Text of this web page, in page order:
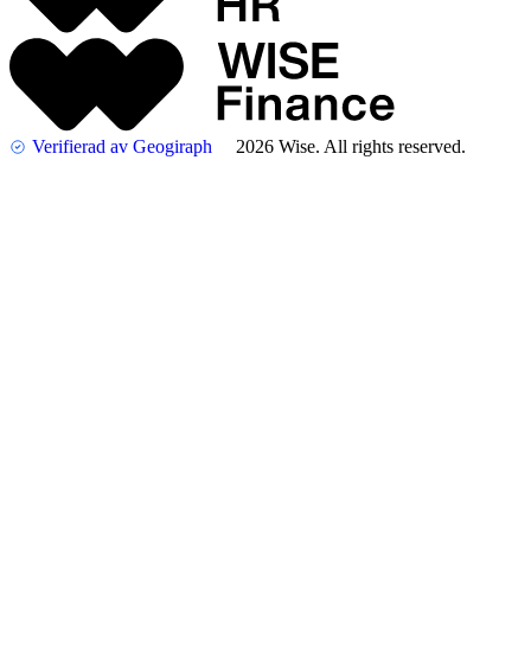
Verifierad av Geogiraph 2026 Wise. All rights reserved.